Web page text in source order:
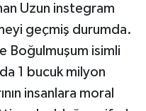
Uzun instegram
geçmiş durumda.
Boğulmuşum isimli
1 bucuk milyon
insanlara moral